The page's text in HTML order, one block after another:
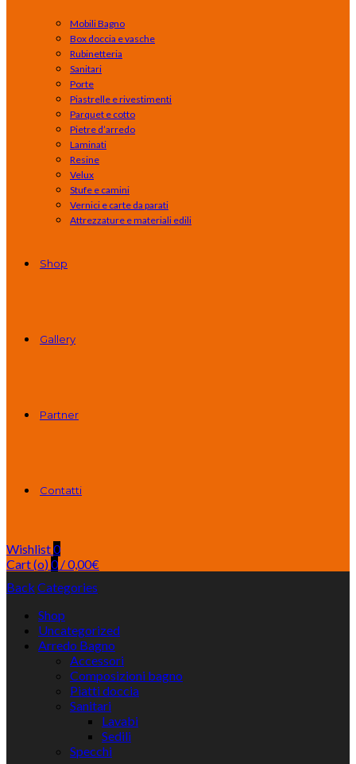
Mobili Bagno
Box doccia e vasche
Rubinetteria
Sanitari
Porte
Piastrelle e rivestimenti
Parquet e cotto
Pietre d’arredo
Laminati
Resine
Velux
Stufe e camini
Vernici e carte da parati
Attrezzature e materiali edili
Shop
Gallery
Partner
Contatti
Wishlist0
Cart (o)0 /0,00€
Back Categories
Shop
Uncategorized
Arredo Bagno
Accessori
Composizioni bagno
Piatti doccia
Sanitari
Lavabi
Sedili
Specchi